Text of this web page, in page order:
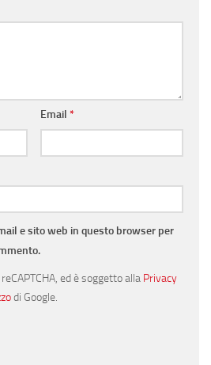
Email *
e sito web in questo browser per
ed è soggetto alla Privacy
di Google.